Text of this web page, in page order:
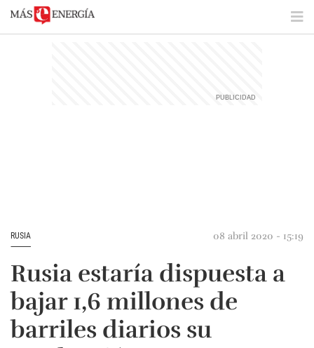
RUSIA 08 abril 2020 - 15:19
Rusia estaría dispuesta a
bajar 1,6 millones de
barriles diarios su